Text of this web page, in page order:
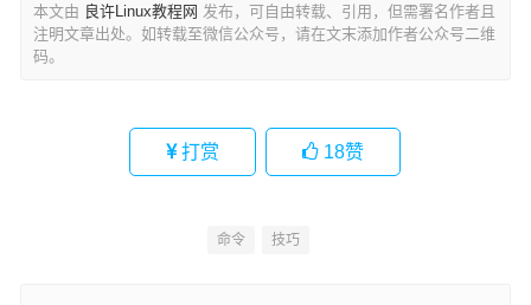
本文由 良许Linux教程网 发布，可自由转载、引用，但需署名作者且
注明文章出处。如转载至微信公众号，请在文末添加作者公众号二维
码。
打赏 18赞
命令 技巧